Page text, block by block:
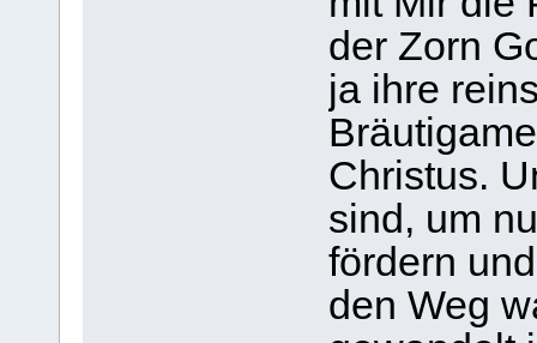
der Zorn
ja ihre
Christus.
sind, um
fördern
den Weg